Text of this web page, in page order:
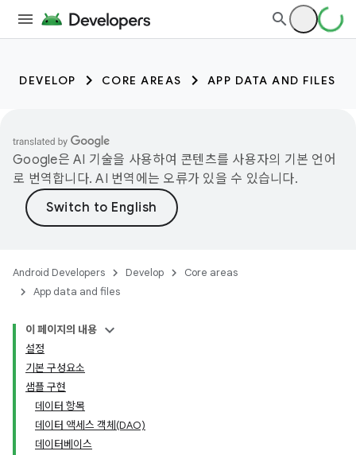
DEVELOP CORE AREAS APP DATA AND FILES
Google은 AI 기술을 사용하여 콘텐츠를 사용자의 기본 언어
로 번역합니다. AI 번역에는 오류가 있을 수 있습니다.
Android Developers Develop
Core areas
App data and files
이 페이지의 내용
설정
기본 구성요소
샘플 구현
데이터 항목
데이터 액세스 객체(DAO)
데이터베이스